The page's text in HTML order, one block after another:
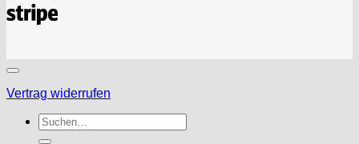
Stripe
Vertrag widerrufen
Suchen
nach: